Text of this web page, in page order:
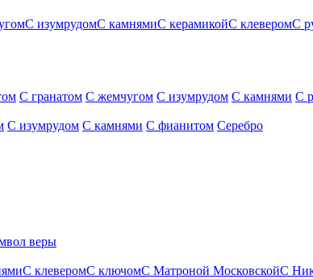
С изумрудомС камнямиС керамикойС клеверомС
С гранатом С жемчугом С изумрудом С камнями С
С изумрудом С камнями С фианитом Серебро
веры
С клеверомС ключомС Матроной МосковскойС